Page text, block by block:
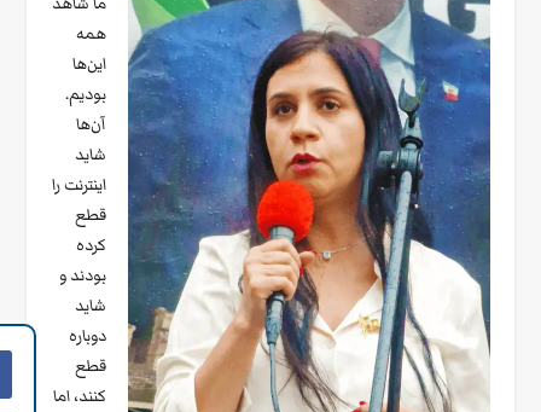
همه
این‌ها
بودیم.
آن‌ها
شاید
اینترنت را
قطع
کرده
بودند و
شاید
دوباره
قطع
کنند، اما